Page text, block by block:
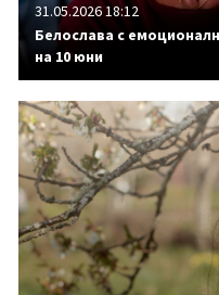
31.05.2026 18:12
Белослава с
на 10 юни